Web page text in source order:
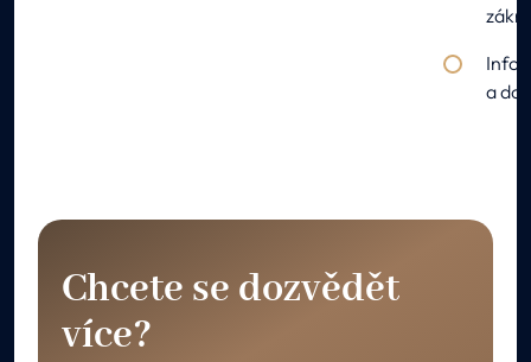
a
Chcete se dozvědět
více?